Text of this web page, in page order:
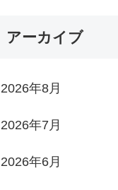
アーカイブ
2026年8月
2026年7月
2026年6月